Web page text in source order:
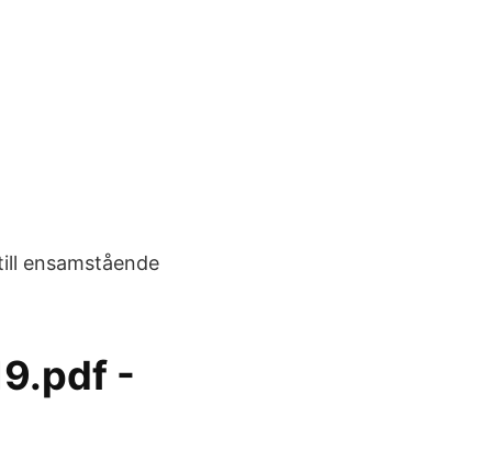
ensamstående
-